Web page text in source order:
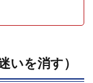
いを消す）